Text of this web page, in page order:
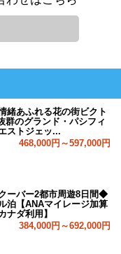
緒あふれる花の街ビクト
群のグランド・パシフィ
ストジェッ...
468,000円～597,000円
ーバー2都市周遊8日間◆
泊【ANAマイレージ加算
ダ利用】
384,000円～692,000円